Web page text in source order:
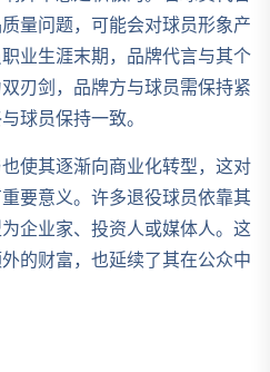
量问题，可能会对球员形象产
业生涯末期，品牌代言与其个
刃剑，品牌方与球员需保持紧
球员保持一致。
使其逐渐向商业化转型，这对
要意义。许多退役球员依靠其
企业家、投资人或媒体人。这
的财富，也延续了其在公众中